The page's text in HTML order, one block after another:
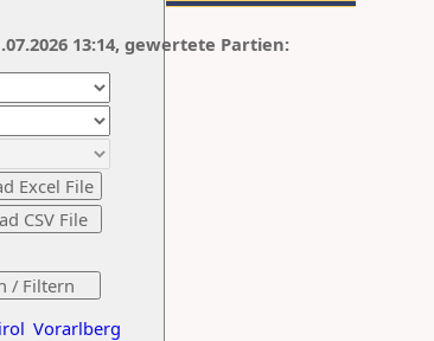
Vorarlberg
13:14, gewertete Partien: